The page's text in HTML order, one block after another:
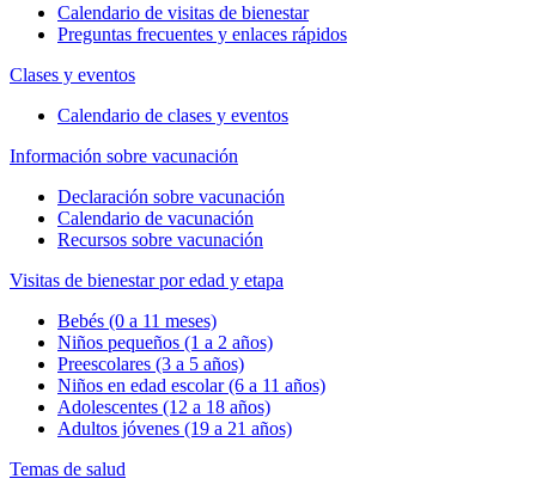
Calendario de visitas de bienestar
Preguntas frecuentes y enlaces rápidos
Clases y eventos
Calendario de clases y eventos
Información sobre vacunación
Declaración sobre vacunación
Calendario de vacunación
Recursos sobre vacunación
Visitas de bienestar por edad y etapa
Bebés (0 a 11 meses)
Niños pequeños (1 a 2 años)
Preescolares (3 a 5 años)
Niños en edad escolar (6 a 11 años)
Adolescentes (12 a 18 años)
Adultos jóvenes (19 a 21 años)
Temas de salud